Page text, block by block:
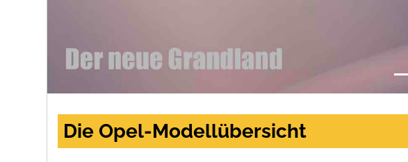
Die Opel-Modellübersicht